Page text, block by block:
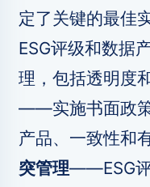
定了关键的最佳
ESG评级和数据
理，包括透明度
——实施书面政
产品、一致性和
突管理——ESG评